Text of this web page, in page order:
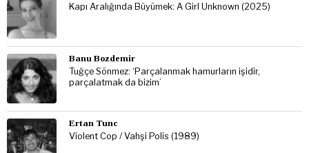
Kapı Aralığında Büyümek: A Girl Unknown (2025)
Banu Bozdemir
Tuğçe Sönmez: ‘Parçalanmak hamurların işidir,
parçalatmak da bizim’
Ertan Tunc
Violent Cop / Vahşi Polis (1989)